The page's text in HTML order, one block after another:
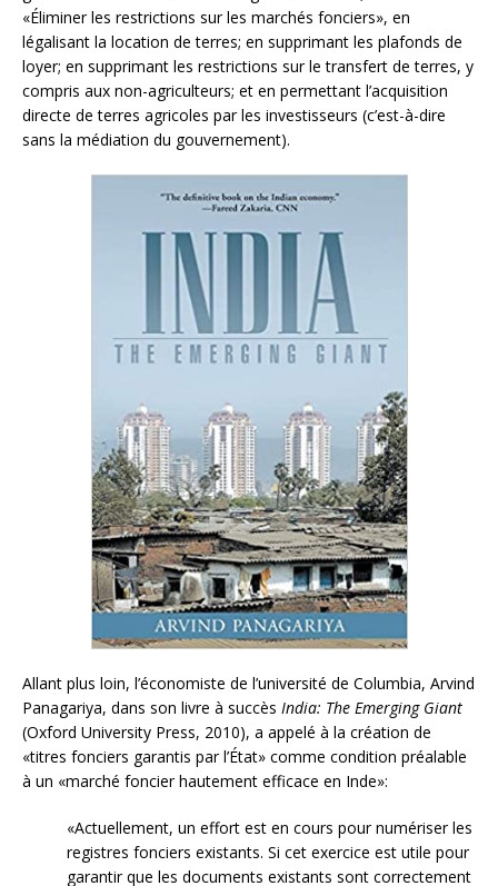
«Éliminer les restrictions sur les marchés fonciers», en
légalisant la location de terres; en supprimant les plafonds de
loyer; en supprimant les restrictions sur le transfert de terres, y
compris aux non-agriculteurs; et en permettant l’acquisition
directe de terres agricoles par les investisseurs (c’est-à-dire
sans la médiation du gouvernement).
Allant plus loin, l’économiste de l’université de Columbia, Arvind
Panagariya, dans son livre à succès India: The Emerging Giant
(Oxford University Press, 2010), a appelé à la création de
«titres fonciers garantis par l’État» comme condition préalable
à un «marché foncier hautement efficace en Inde»:
«Actuellement, un effort est en cours pour numériser les
registres fonciers existants. Si cet exercice est utile pour
garantir que les documents existants sont correctement